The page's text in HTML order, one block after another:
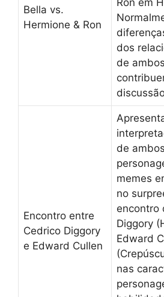
Bella vs.
Hermione & Ron
dos
de
Encontro entre
Cedrico Diggory
e Edward Cullen
de
memes
no
encontro
Diggory
Edward
nas